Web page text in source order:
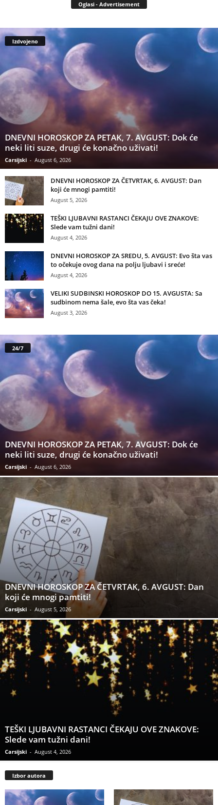
Oglasi - Advertisement
Izdvojeno
DNEVNI HOROSKOP ZA PETAK, 7. AVGUST: Dok će
neki liti suze, drugi će konačno uživati!
Carsijski - August 6, 2026
DNEVNI HOROSKOP ZA ČETVRTAK, 6. AVGUST: Dan
koji će mnogi pamtiti!
August 5, 2026
TEŠKI LJUBAVNI RASTANCI ČEKAJU OVE ZNAKOVE:
Slede vam tužni dani!
August 4, 2026
DNEVNI HOROSKOP ZA SREDU, 5. AVGUST: Evo šta vas
to očekuje ovog dana na polju ljubavi i sreće!
August 4, 2026
VELIKI SUDBINSKI HOROSKOP DO 15. AVGUSTA: Sa
sudbinom nema šale, evo šta vas čeka!
August 3, 2026
24/7
DNEVNI HOROSKOP ZA PETAK, 7. AVGUST: Dok će
neki liti suze, drugi će konačno uživati!
Carsijski - August 6, 2026
DNEVNI HOROSKOP ZA ČETVRTAK, 6. AVGUST: Dan
koji će mnogi pamtiti!
Carsijski - August 5, 2026
TEŠKI LJUBAVNI RASTANCI ČEKAJU OVE ZNAKOVE:
Slede vam tužni dani!
Carsijski - August 4, 2026
Izbor autora